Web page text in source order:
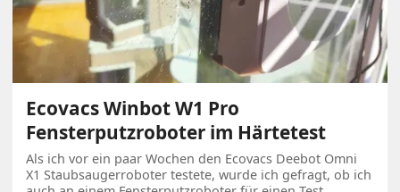
Ecovacs Winbot W1 Pro
Fensterputzroboter im Härtetest
Als ich vor ein paar Wochen den Ecovacs Deebot Omni
X1 Staubsaugerroboter testete, wurde ich gefragt, ob ich